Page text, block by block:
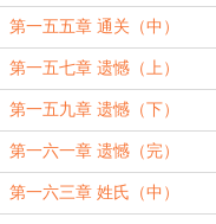
第一五五章 通关（中）
第一五七章 遗憾（上）
第一五九章 遗憾（下）
第一六一章 遗憾（完）
第一六三章 姓氏（中）